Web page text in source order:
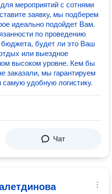
мероприятий с сотнями
заявку, мы подберем
идеально подойдет Вам.
по проведению
бюджета, будет ли это Ваш
или выездное
высоком уровне. Кем бы
мы гарантируем
удобную логистику.
Чат